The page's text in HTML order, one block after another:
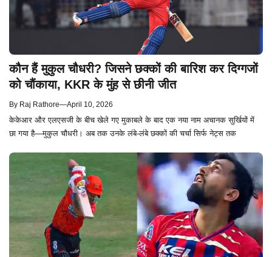
कौन हैं मुकुल चौधरी? जिसने छक्कों की बारिश कर दिग्गजों
को चौंकाया, KKR के मुंह से छीनी जीत
By Raj Rathore—April 10, 2026
केकेआर और एलएसजी के बीच खेले गए मुकाबले के बाद एक नया नाम अचानक सुर्खियों में
छा गया है—मुकुल चौधरी। अब तक उनके लंबे-लंबे छक्कों की चर्चा सिर्फ नेट्स तक